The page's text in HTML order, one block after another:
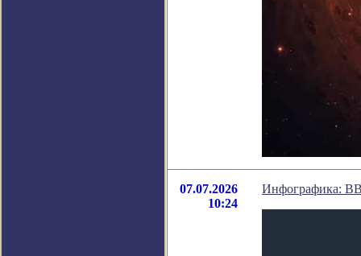
07.07.2026
10:24
Инфографика: